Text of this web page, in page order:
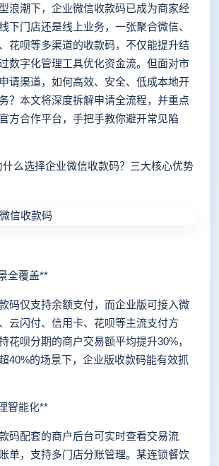
潮下，企业微信收款码已成为商家经
下门店还是线上业务，一张聚合微信、
花呗等多渠道的收款码，不仅能提升结
数字化管理工具优化资金流。但面对市
请渠道，如何高效、安全、低成本地开
？本文将深度拆解申请全流程，并重点
方合作平台，手把手教你避开常见陷
选择企业微信收款码？三大核心优势
覆盖**
仅支持余额支付，而企业版可接入微
云闪付、信用卡、花呗等主流支付方
花呗分期的商户交易额平均提升30%，
40%的场景下，企业版收款码能有效抓
能化**
配套的商户后台可实时查看交易流
单，支持多门店分账管理。某连锁餐饮